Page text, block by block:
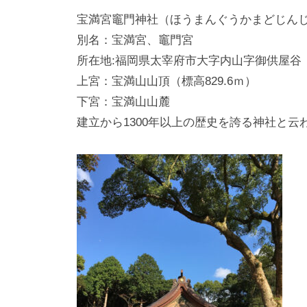
宝満宮竈門神社（ほうまんぐうかまどじんじ
別名：宝満宮、竈門宮
所在地:福岡県太宰府市大字内山字御供屋谷
上宮：宝満山山頂（標高829.6ｍ）
下宮：宝満山山麓
建立から1300年以上の歴史を誇る神社と云